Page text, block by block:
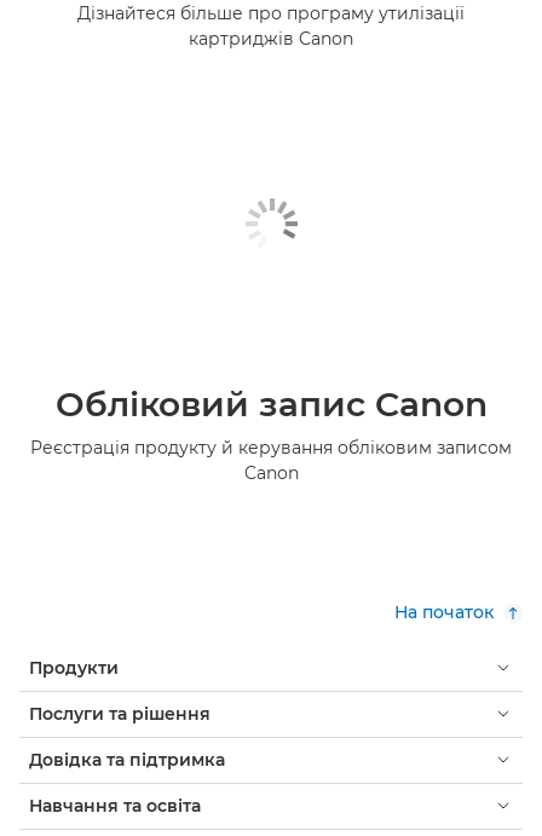
Дізнайтеся більше про програму утилізації
картриджів Canon
Обліковий запис Canon
Реєстрація продукту й керування обліковим записом
Canon
На початок
Продукти
Послуги та рішення
Довідка та підтримка
Навчання та освіта